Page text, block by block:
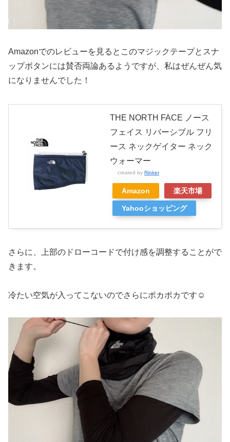
Amazonでのレビューを見るとこのマジックテープとスナ
ップボタンには賛否両論あるようですが、私はぜんぜん気
になりませんでした！
THE NORTH FACE ノース
フェイス リバーシブル フリ
ース ネックゲイター ネック
ウォーマー
created by Rinker
Amazon 楽天市場
Yahooショッピング
さらに、上部のドローコードで付け感を調整することがで
きます。
冷たい空気が入ってこないのでさらにポカポカです☺️